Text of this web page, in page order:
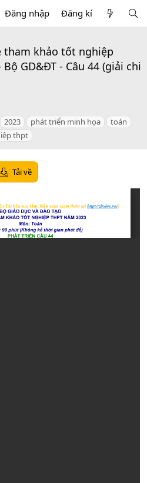
Đăng nhập Đăng kí
tham khảo tốt nghiệp
GD&ĐT - Câu 44 (giải chi
T
a
g
2023 phát triển minh họa
toán
thpt
Tải về